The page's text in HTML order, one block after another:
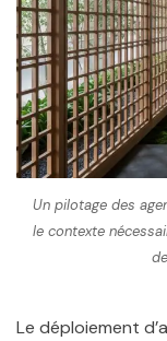
Un pilotage des
le contexte
Le déploiement